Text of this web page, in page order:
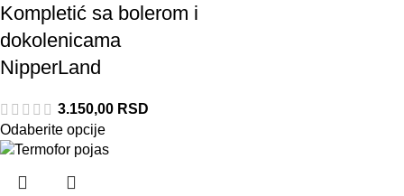
Kompletić sa bolerom i
dokolenicama
NipperLand
3.150,00 RSD
Odaberite opcije